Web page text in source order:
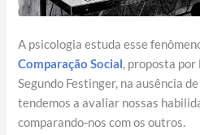
A psicologia estuda esse
Comparação Social , proposta
Segundo Festinger, na ausência
tendemos a avaliar nossas
comparando-nos com os outros.